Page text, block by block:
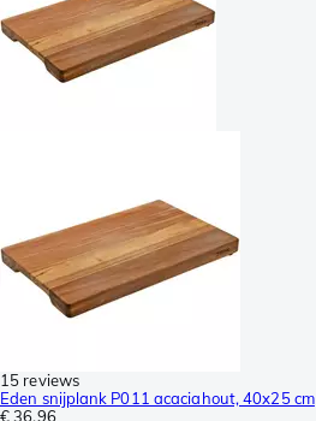
15 reviews
Eden snijplank P011 acaciahout, 40x25 cm
€ 36,96